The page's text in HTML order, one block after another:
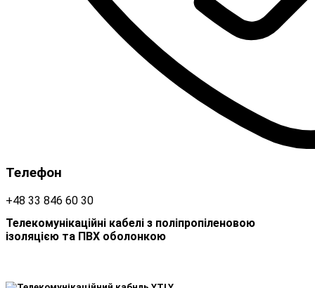
Телефон
+48 33 846 60 30
Телекомунікаційні кабелі з поліпропіленовою
ізоляцією та ПВХ оболонкою